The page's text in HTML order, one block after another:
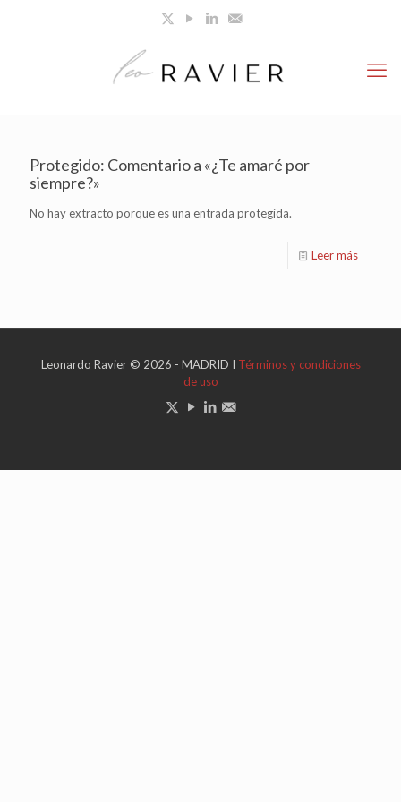
Protegido: Comentario a «¿Te amaré por
siempre?»
No hay extracto porque es una entrada protegida.
Leer más
Leonardo Ravier © 2026 - MADRID I Términos y condiciones
de uso